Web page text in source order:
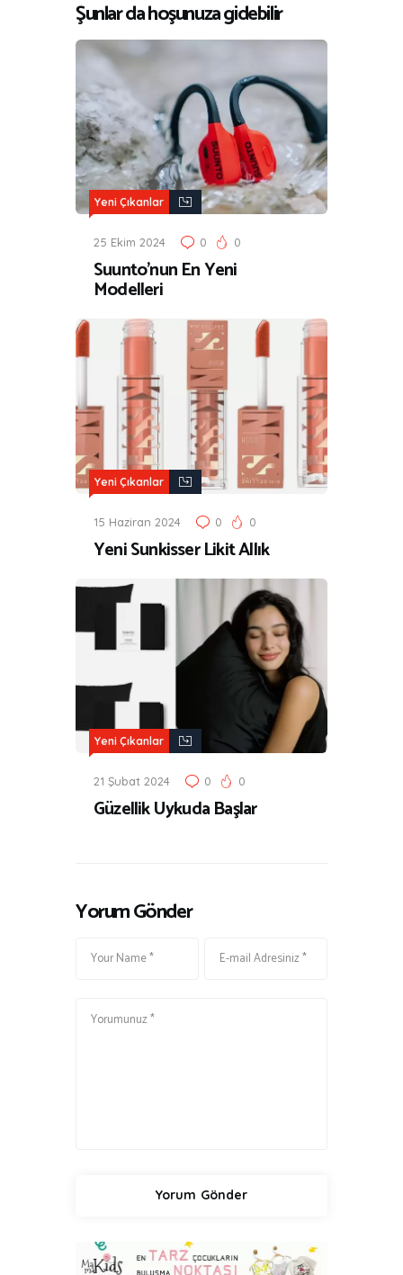
Şunlar da hoşunuza gidebilir
Yeni Çıkanlar
25 Ekim 2024 0 0
Suunto’nun En Yeni
Modelleri
Yeni Çıkanlar
15 Haziran 2024 0 0
Yeni Sunkisser Likit Allık
Yeni Çıkanlar
21 Şubat 2024 0 0
Güzellik Uykuda Başlar
Yorum Gönder